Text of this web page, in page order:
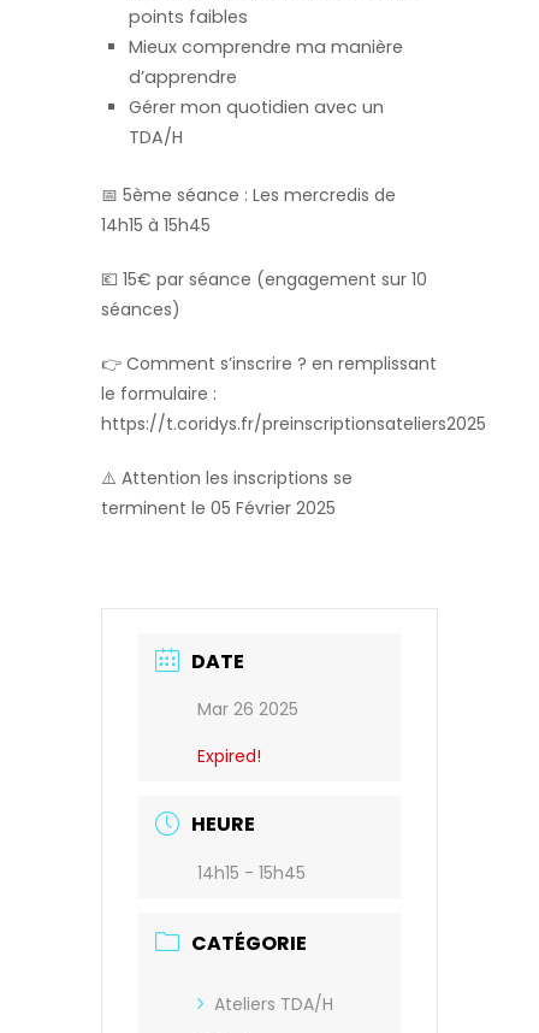
points faibles
Mieux comprendre ma manière
d’apprendre
Gérer mon quotidien avec un
TDA/H
📅 5ème séance : Les mercredis de
14h15 à 15h45
💶 15€ par séance (engagement sur 10
séances)
👉 Comment s’inscrire ? en remplissant
le formulaire :
https://t.coridys.fr/preinscriptionsateliers2025
⚠️ Attention les inscriptions se
terminent le 05 Février 2025
DATE
Mar 26 2025
Expired!
HEURE
14h15 - 15h45
CATÉGORIE
Ateliers TDA/H